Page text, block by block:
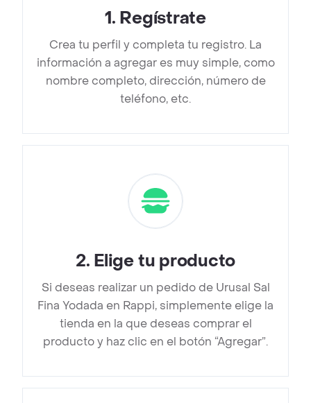
1. Regístrate
Crea tu perfil y completa tu registro. La
información a agregar es muy simple, como
nombre completo, dirección, número de
teléfono, etc.
2. Elige tu producto
Si deseas realizar un pedido de Urusal Sal
Fina Yodada en Rappi, simplemente elige la
tienda en la que deseas comprar el
producto y haz clic en el botón “Agregar”.